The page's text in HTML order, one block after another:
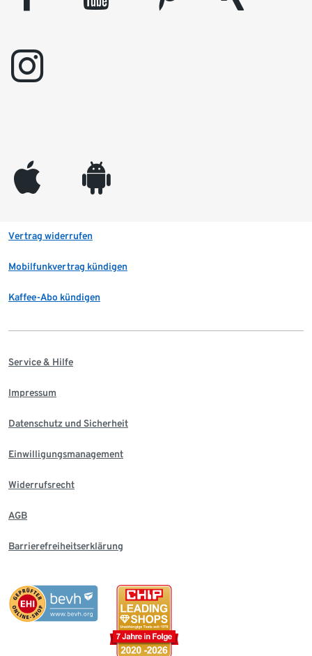
instagram
appleinc android
Vertrag widerrufen
Mobilfunkvertrag kündigen
Kaffee-Abo kündigen
Service & Hilfe
Impressum
Datenschutz und Sicherheit
Einwilligungsmanagement
Widerrufsrecht
AGB
Barrierefreiheitserklärung